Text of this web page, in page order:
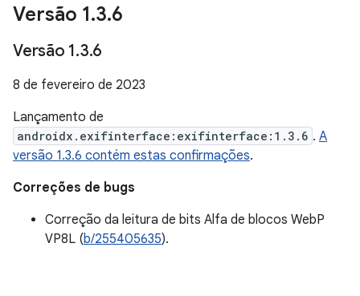
Versão 1.3.6
Versão 1.3.6
8 de fevereiro de 2023
Lançamento de
androidx.exifinterface:exifinterface:1.3.6 . A
versão 1.3.6 contém estas confirmações.
Correções de bugs
Correção da leitura de bits Alfa de blocos WebP
VP8L (b/255405635).